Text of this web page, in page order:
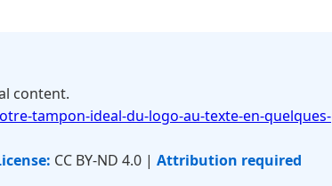
content.
tampon-ideal-du-logo-au-texte-en-quelques-
CC BY-ND 4.0 | Attribution required